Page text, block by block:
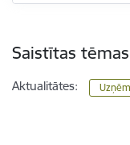
Saistītas tēmas
Aktualitātes: